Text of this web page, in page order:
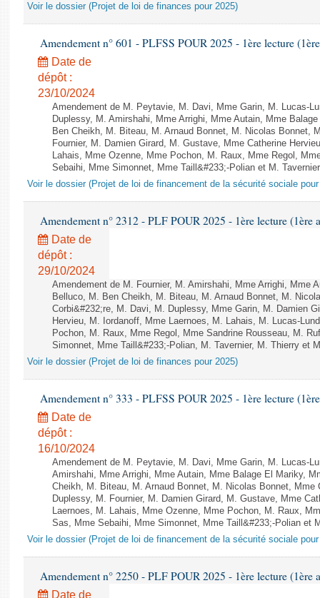
Voir le dossier (Projet de loi de finances pour 2025)
Amendement n° 601 - PLFSS POUR 2025 - 1ère lecture
Date de
dépôt :
23/10/2024
Amendement de M. Peytavie, M. Davi, Mme Garin, M. Lucas-
Duplessy, M. Amirshahi, Mme Arrighi, Mme Autain, Mme
Ben Cheikh, M. Biteau, M. Arnaud Bonnet, M. Nicolas Bonnet,
Fournier, M. Damien Girard, M. Gustave, Mme Catherine
Lahais, Mme Ozenne, Mme Pochon, M. Raux, Mme Regol,
Sebaihi, Mme Simonnet, Mme Taill&#233;-Polian et M.
Voir le dossier (Projet de loi de financement de la sécurité sociale pour
Amendement n° 2312 - PLF POUR 2025 - 1ère lecture (1ère
Date de
dépôt :
29/10/2024
Amendement de M. Fournier, M. Amirshahi, Mme Arrighi, Mme
Belluco, M. Ben Cheikh, M. Biteau, M. Arnaud Bonnet, M.
Corbi&#232;re, M. Davi, M. Duplessy, Mme Garin, M. Damien
Hervieu, M. Iordanoff, Mme Laernoes, M. Lahais, M. Lucas-
Pochon, M. Raux, Mme Regol, Mme Sandrine Rousseau, M.
Simonnet, Mme Taill&#233;-Polian, M. Tavernier, M. Thierry et
Voir le dossier (Projet de loi de finances pour 2025)
Amendement n° 333 - PLFSS POUR 2025 - 1ère lecture
Date de
dépôt :
16/10/2024
Amendement de M. Peytavie, M. Davi, Mme Garin, M. Lucas-
Amirshahi, Mme Arrighi, Mme Autain, Mme Balage El Mariky,
Cheikh, M. Biteau, M. Arnaud Bonnet, M. Nicolas Bonnet, Mme
Duplessy, M. Fournier, M. Damien Girard, M. Gustave, Mme
Laernoes, M. Lahais, Mme Ozenne, Mme Pochon, M. Raux,
Sas, Mme Sebaihi, Mme Simonnet, Mme Taill&#233;-Polian et
Voir le dossier (Projet de loi de financement de la sécurité sociale pour
Amendement n° 2250 - PLF POUR 2025 - 1ère lecture (1ère
Date de